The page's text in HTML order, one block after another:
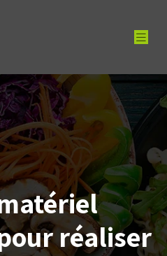
réaliser